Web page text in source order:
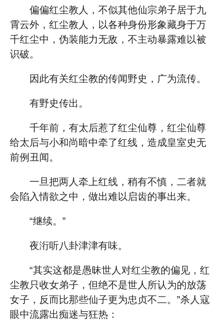
偏偏红尘教人，不似其他仙宗弟子居于九
霄云外，红尘教人，以各种身份形象藏身于万
千红尘中，伪装能力无敌，不主动暴露难以被
识破。
因此有关红尘教的传闻野史，广为流传。
有野史传出。
千年前，有太后惹了红尘仙尊，红尘仙尊
给太后与小和尚暗中牵了红线，造成皇室史无
前例丑闻。
一旦把两人牵上红线，稍有不慎，二者就
会陷入情欲之中，做出难以启齿的事出来。
“继续。”
夜洐听八卦津津有味。
“其实这都是愚昧世人对红尘教的偏见，红
尘教只收女弟子，但绝不是世人所认为的放荡
女子，反而比那些仙子更为忠贞不二。”杀人寇
眼中流露出痴迷与狂热：